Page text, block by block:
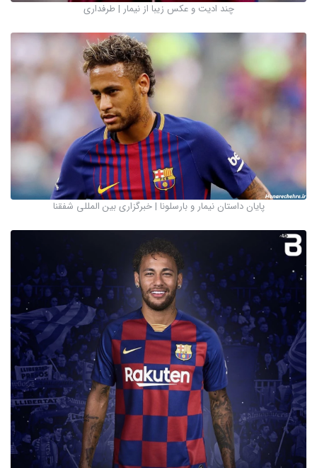
چند ادیت و عکس زیبا از نیمار | طرفداری
پایان داستان نیمار و بارسلونا | خبرگزاری بین المللی شفقنا